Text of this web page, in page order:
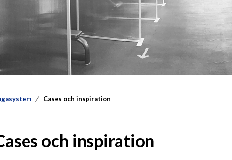
Cases och inspiration
och inspiration